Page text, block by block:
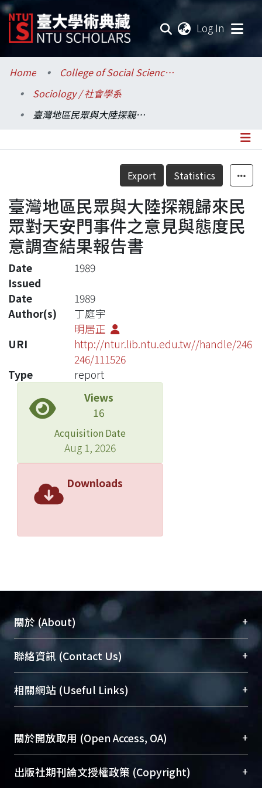
Log In
Communities & Collections
Research Outputs
Statistics
Home
College of Social Sciences / 社會科學院
Sociology / 社會學系
臺灣地區民眾與大陸探親歸來民眾對天安門事件之意見與態度民意調查結果報告書
Details
Export Statistics
臺灣地區民眾與大陸探親歸來民
眾對天安門事件之意見與態度民
意調查結果報告書
Date
Issued
1989
Date
1989
Author(s)
丁庭宇
明居正
URI
http://ntur.lib.ntu.edu.tw//handle/246
246/111526
Type
report
Views
16
Acquisition Date
Aug 1, 2026
Downloads
關於 (About) +
臺大位居世界頂尖大學之列，為永久珍藏及向國際
展現本校豐碩的研究成果及學術能量，圖書館整合
機構典藏（NTUR）與學術庫（AH）不同功能平
台，成為臺大學術典藏NTU scholars。期能整合研
究能量、促進交流合作、保存學術產出、推廣研究
成果。
To permanently archive and promote researcher
profiles and scholarly works, Library integrates the
聯絡資訊 (Contact Us) +
總館學科館員(Main Library)
醫學圖書館學科館員(Medical Library)
Sciences Library)
相關網站 (Useful Links) +
關於開放取用 (Open Access, OA) +
開放取用是從使用者角度提升資訊取用性的社會運
出版社期刊論文授權政策 (Copyright) +